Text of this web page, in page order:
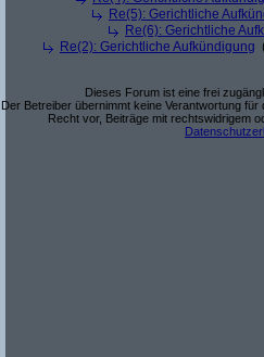
Re(5): Gerichtliche
Re(6): Gerichtliche
Re(2): Gerichtliche Aufkündigung
Dieses Forum ist eine frei
Der Betreiber übernimmt keine Verantwortung
Recht vor, Beiträge mit rechtswidrigem